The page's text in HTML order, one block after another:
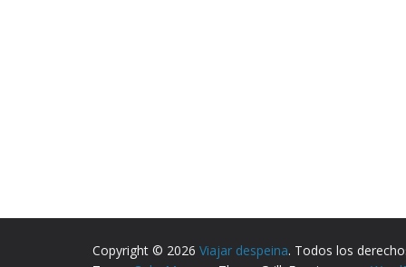
Copyright © 2026 Viajar despeina. Todos los